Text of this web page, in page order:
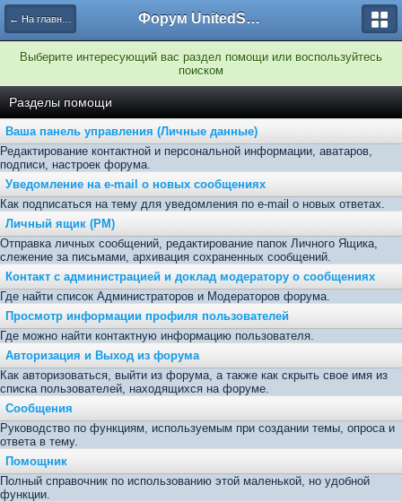
← На главную Форум UnitedSouth
Выберите интересующий вас раздел помощи или воспользуйтесь
поиском
Разделы помощи
Ваша панель управления (Личные данные)
Редактирование контактной и персональной информации, аватаров,
подписи, настроек форума.
Уведомление на e-mail о новых сообщениях
Как подписаться на тему для уведомления по e-mail о новых ответах.
Личный ящик (PM)
Отправка личных сообщений, редактирование папок Личного Ящика,
слежение за письмами, архивация сохраненных сообщений.
Контакт с администрацией и доклад модератору о сообщениях
Где найти список Администраторов и Модераторов форума.
Просмотр информации профиля пользователей
Где можно найти контактную информацию пользователя.
Авторизация и Выход из форума
Как авторизоваться, выйти из форума, а также как скрыть свое имя из
списка пользователей, находящихся на форуме.
Сообщения
Руководство по функциям, используемым при создании темы, опроса и
ответа в тему.
Помощник
Полный справочник по использованию этой маленькой, но удобной
функции.